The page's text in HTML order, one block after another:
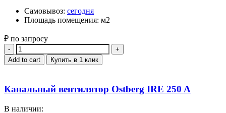
Самовывоз: сегодня
Площадь помещения: м2
₽ по запросу
Quantity
Add to cart Купить в 1 клик
Канальный вентилятор Ostberg IRE 250 A
В наличии: